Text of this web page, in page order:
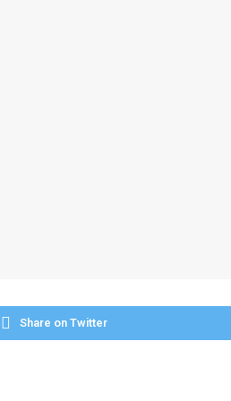
Share on Twitter